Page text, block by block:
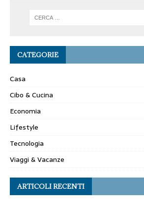
CATEGORIE
Casa
Cibo & Cucina
Economia
Lifestyle
Tecnologia
Viaggi & Vacanze
ARTICOLI RECENTI